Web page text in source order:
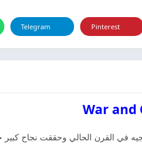
Pinterest
Telegram
في القرن الحالي وحققت نجاح